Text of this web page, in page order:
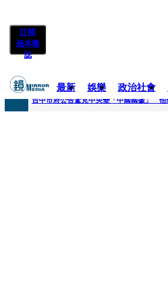
訂閱
紙本雜
誌
最新 娛樂 政治社會
快訊
台中市府公告驚見中央變「中國國徽」 他